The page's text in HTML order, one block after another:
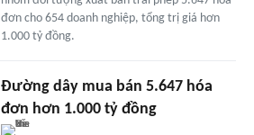
đơn cho 654 doanh nghiệp, tổng trị giá hơn
1.000 tỷ đồng.
Đường dây mua bán 5.647 hóa
đơn hơn 1.000 tỷ đồng